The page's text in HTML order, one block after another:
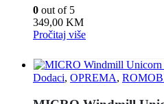
0 out of 5
349,00 KM
Pročitaj više
Dodaci, OPREMA,